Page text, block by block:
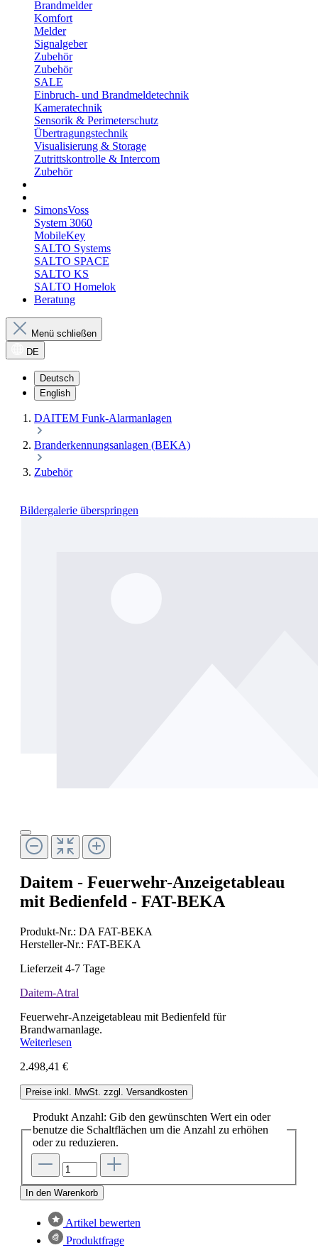
Brandmelder
Komfort
Melder
Signalgeber
Zubehör
Zubehör
SALE
Einbruch- und Brandmeldetechnik
Kameratechnik
Sensorik & Perimeterschutz
Übertragungstechnik
Visualisierung & Storage
Zutrittskontrolle & Intercom
Zubehör
SimonsVoss
System 3060
MobileKey
SALTO Systems
SALTO SPACE
SALTO KS
SALTO Homelok
Beratung
Menü schließen
DE
Deutsch
English
DAITEM Funk-Alarmanlagen
Branderkennungsanlagen (BEKA)
Zubehör
Bildergalerie überspringen
Daitem - Feuerwehr-Anzeigetableau
mit Bedienfeld - FAT-BEKA
Produkt-Nr.: DA FAT-BEKA
Hersteller-Nr.: FAT-BEKA
Lieferzeit 4-7 Tage
Daitem-Atral
Feuerwehr-Anzeigetableau mit Bedienfeld für
Brandwarnanlage.
Weiterlesen
2.498,41 €
Preise inkl. MwSt. zzgl. Versandkosten
Produkt Anzahl: Gib den gewünschten Wert ein oder
benutze die Schaltflächen um die Anzahl zu erhöhen
oder zu reduzieren.
In den Warenkorb
Artikel bewerten
Produktfrage